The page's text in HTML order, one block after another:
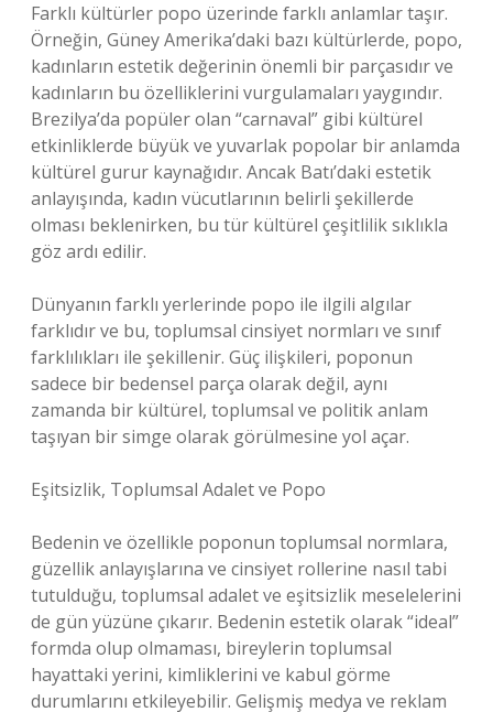
Farklı kültürler popo üzerinde farklı anlamlar taşır.
Örneğin, Güney Amerika’daki bazı kültürlerde, popo,
kadınların estetik değerinin önemli bir parçasıdır ve
kadınların bu özelliklerini vurgulamaları yaygındır.
Brezilya’da popüler olan “carnaval” gibi kültürel
etkinliklerde büyük ve yuvarlak popolar bir anlamda
kültürel gurur kaynağıdır. Ancak Batı’daki estetik
anlayışında, kadın vücutlarının belirli şekillerde
olması beklenirken, bu tür kültürel çeşitlilik sıklıkla
göz ardı edilir.
Dünyanın farklı yerlerinde popo ile ilgili algılar
farklıdır ve bu, toplumsal cinsiyet normları ve sınıf
farklılıkları ile şekillenir. Güç ilişkileri, poponun
sadece bir bedensel parça olarak değil, aynı
zamanda bir kültürel, toplumsal ve politik anlam
taşıyan bir simge olarak görülmesine yol açar.
Eşitsizlik, Toplumsal Adalet ve Popo
Bedenin ve özellikle poponun toplumsal normlara,
güzellik anlayışlarına ve cinsiyet rollerine nasıl tabi
tutulduğu, toplumsal adalet ve eşitsizlik meselelerini
de gün yüzüne çıkarır. Bedenin estetik olarak “ideal”
formda olup olmaması, bireylerin toplumsal
hayattaki yerini, kimliklerini ve kabul görme
durumlarını etkileyebilir. Gelişmiş medya ve reklam